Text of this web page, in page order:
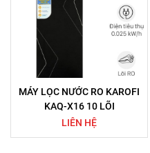
MÁY LỌC NƯỚC RO KAROFI
KAQ-X16 10 LÕI
LIÊN HỆ